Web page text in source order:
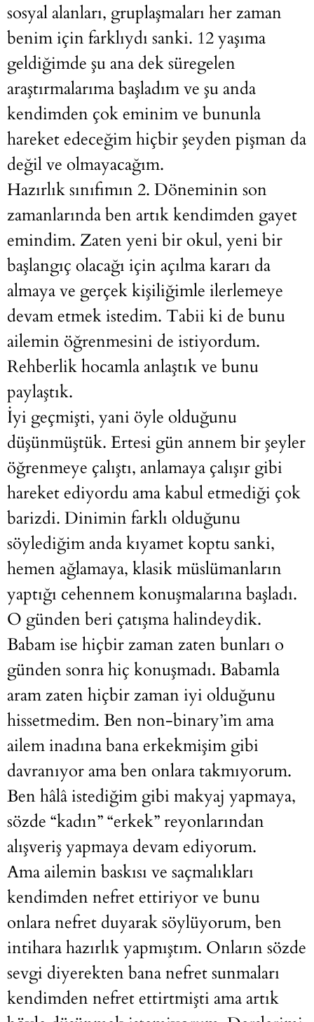
sosyal alanları, gruplaşmaları her zaman
benim için farklıydı sanki. 12 yaşıma
geldiğimde şu ana dek süregelen
araştırmalarıma başladım ve şu anda
kendimden çok eminim ve bununla
hareket edeceğim hiçbir şeyden pişman da
değil ve olmayacağım.
Hazırlık sınıfımın 2. Döneminin son
zamanlarında ben artık kendimden gayet
emindim. Zaten yeni bir okul, yeni bir
başlangıç olacağı için açılma kararı da
almaya ve gerçek kişiliğimle ilerlemeye
devam etmek istedim. Tabii ki de bunu
ailemin öğrenmesini de istiyordum.
Rehberlik hocamla anlaştık ve bunu
paylaştık.
İyi geçmişti, yani öyle olduğunu
düşünmüştük. Ertesi gün annem bir şeyler
öğrenmeye çalıştı, anlamaya çalışır gibi
hareket ediyordu ama kabul etmediği çok
barizdi. Dinimin farklı olduğunu
söylediğim anda kıyamet koptu sanki,
hemen ağlamaya, klasik müslümanların
yaptığı cehennem konuşmalarına başladı.
O günden beri çatışma halindeydik.
Babam ise hiçbir zaman zaten bunları o
günden sonra hiç konuşmadı. Babamla
aram zaten hiçbir zaman iyi olduğunu
hissetmedim. Ben non-binary’im ama
ailem inadına bana erkekmişim gibi
davranıyor ama ben onlara takmıyorum.
Ben hâlâ istediğim gibi makyaj yapmaya,
sözde “kadın” “erkek” reyonlarından
alışveriş yapmaya devam ediyorum.
Ama ailemin baskısı ve saçmalıkları
kendimden nefret ettiriyor ve bunu
onlara nefret duyarak söylüyorum, ben
intihara hazırlık yapmıştım. Onların sözde
sevgi diyerekten bana nefret sunmaları
kendimden nefret ettirtmişti ama artık